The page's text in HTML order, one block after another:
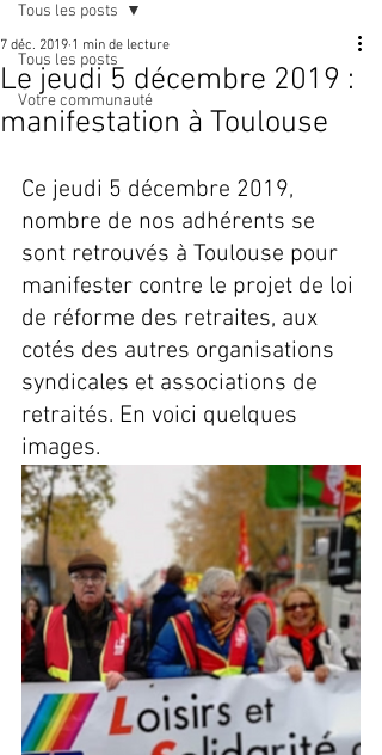
Tous les posts
Votre communauté
Tous les posts
Le jeudi 5 décembre 2019 :
manifestation à Toulouse
7 déc. 2019 1 min de lecture
Ce jeudi 5 décembre 2019,
nombre de nos adhérents se
sont retrouvés à Toulouse pour
manifester contre le projet de loi
de réforme des retraites, aux
cotés des autres organisations
syndicales et associations de
retraités. En voici quelques
images.